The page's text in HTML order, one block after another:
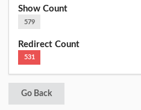
Show Count
579
Redirect Count
531
Go Back